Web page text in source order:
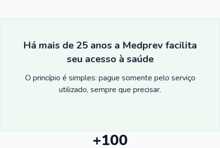
Há mais de 25 anos a Medprev facilita
seu acesso à saúde
O princípio é simples: pague somente pelo serviço
utilizado, sempre que precisar.
+100